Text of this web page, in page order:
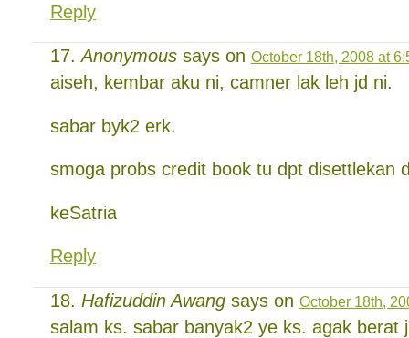
Reply
Anonymous says on October 18th, 2008 at
aiseh, kembar aku ni, camner lak leh jd ni.
sabar byk2 erk.
smoga probs credit book tu dpt disettlekan
keSatria
Reply
Hafizuddin Awang says on October 18th,
salam ks. sabar banyak2 ye ks. agak berat